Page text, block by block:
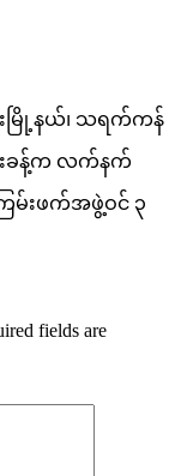
းမြို့နယ်၊ သရက်ကန်
းခန့်က လက်နက်
မ်းဖက်အဖွဲ့ဝင် ၃
fields are